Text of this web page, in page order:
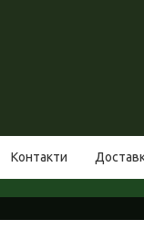
Контакти